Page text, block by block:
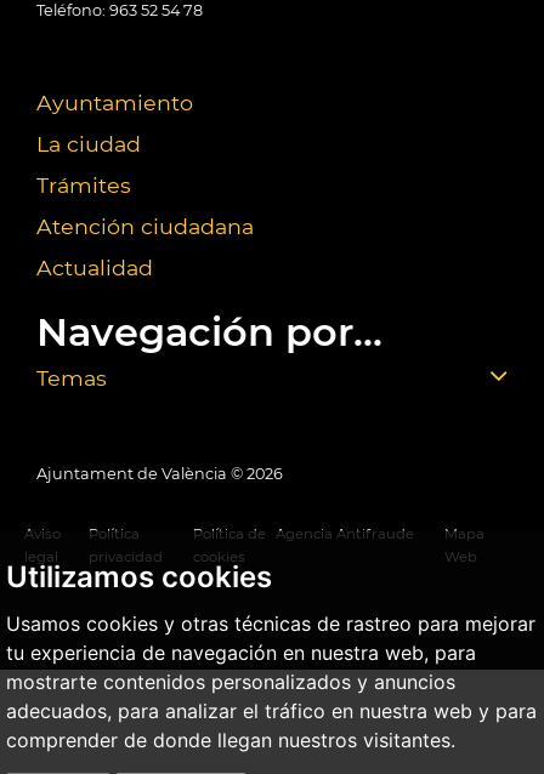
Utilizamos cookies
Usamos cookies y otras técnicas de rastreo para mejorar
tu experiencia de navegación en nuestra web, para
mostrarte contenidos personalizados y anuncios
adecuados, para analizar el tráfico en nuestra web y para
comprender de donde llegan nuestros visitantes.
Teléfono: 963 52 54 78
Ayuntamiento
La ciudad
Trámites
Atención ciudadana
Actualidad
Navegación por...
Temas
Ajuntament de València © 2026
Aviso
legal
Política
privacidad
Política de
cookies
Agencia Antifraude
Mapa
Web